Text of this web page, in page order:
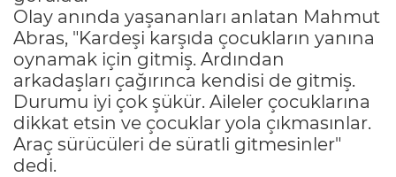
Olay anında yaşananları anlatan Mahmut
Abras, "Kardeşi karşıda çocukların yanına
oynamak için gitmiş. Ardından
arkadaşları çağırınca kendisi de gitmiş.
Durumu iyi çok şükür. Aileler çocuklarına
dikkat etsin ve çocuklar yola çıkmasınlar.
Araç sürücüleri de süratli gitmesinler"
dedi.